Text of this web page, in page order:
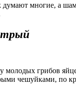
многие, а
грибов
чешуйками, по